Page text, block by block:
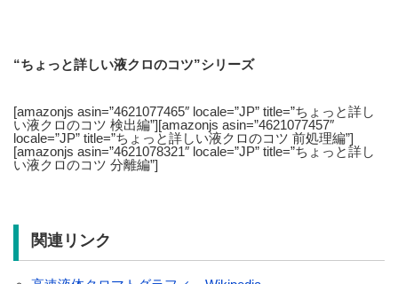
“ちょっと詳しい液クロのコツ”シリーズ
[amazonjs asin=”4621077465″ locale=”JP” title=”ちょっと詳し
い液クロのコツ 検出編”][amazonjs asin=”4621077457″
locale=”JP” title=”ちょっと詳しい液クロのコツ 前処理編”]
[amazonjs asin=”4621078321″ locale=”JP” title=”ちょっと詳し
い液クロのコツ 分離編”]
関連リンク